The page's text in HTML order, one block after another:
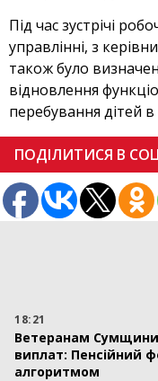
18:21
Ветеранам Сумщини
виплат: Пенсійний
алгоритмом
Під час зустрічі
управлінні, з
також було
відновлення
перебування дітей в
ПОДІЛИТИСЯ В